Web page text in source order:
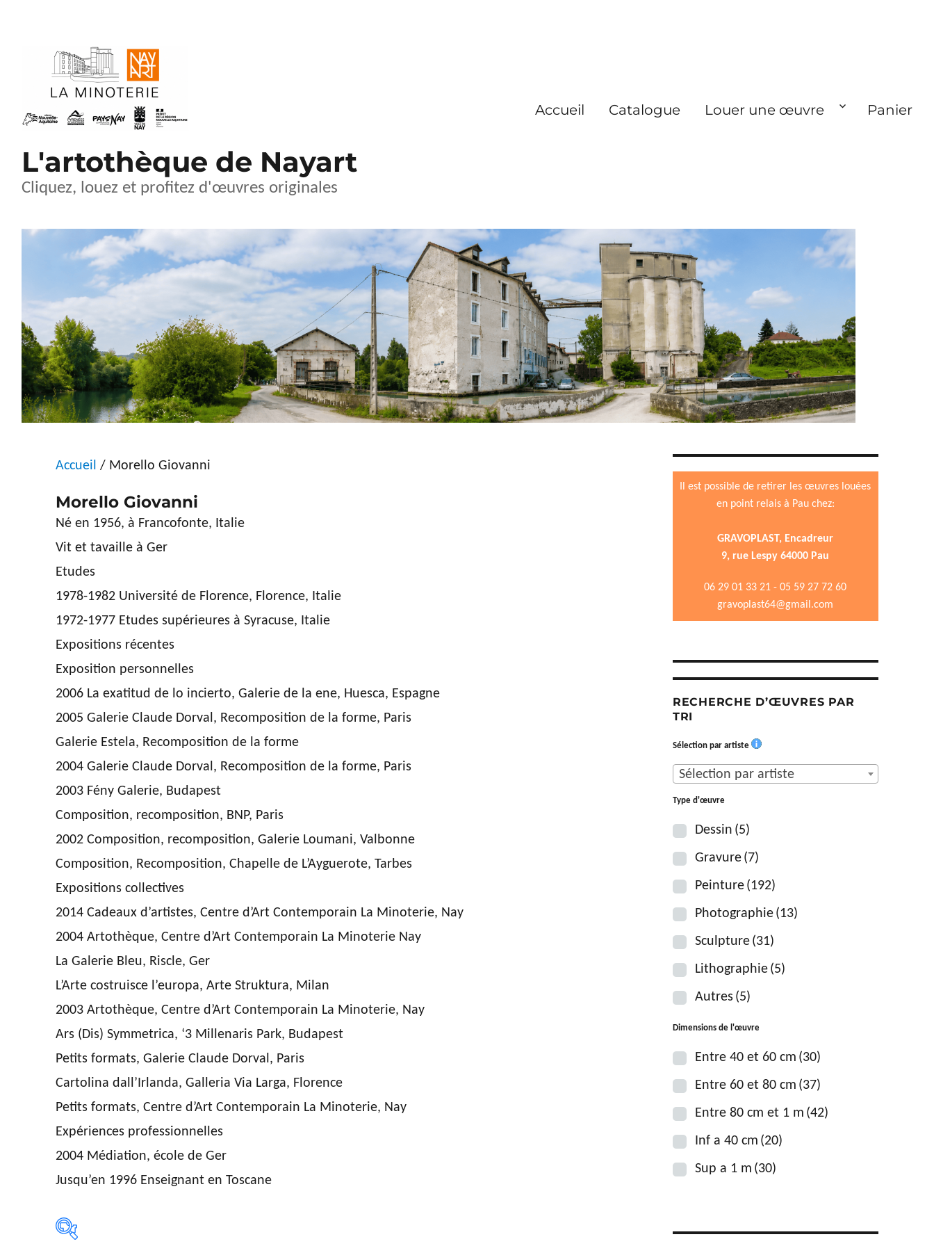
L'artothèque de Nayart
Cliquez, louez et profitez d'œuvres originales
Accueil Catalogue Louer une œuvre Panier
Accueil / Morello Giovanni
Morello Giovanni
Né en 1956, à Francofonte, Italie
Vit et tavaille à Ger
Etudes
1978-1982 Université de Florence, Florence, Italie
1972-1977 Etudes supérieures à Syracuse, Italie
Expositions récentes
Exposition personnelles
2006 La exatitud de lo incierto, Galerie de la ene, Huesca, Espagne
2005 Galerie Claude Dorval, Recomposition de la forme, Paris
Galerie Estela, Recomposition de la forme
2004 Galerie Claude Dorval, Recomposition de la forme, Paris
2003 Fény Galerie, Budapest
Composition, recomposition, BNP, Paris
2002 Composition, recomposition, Galerie Loumani, Valbonne
Composition, Recomposition, Chapelle de L’Ayguerote, Tarbes
Expositions collectives
2014 Cadeaux d’artistes, Centre d’Art Contemporain La Minoterie, Nay
2004 Artothèque, Centre d’Art Contemporain La Minoterie Nay
La Galerie Bleu, Riscle, Ger
L’Arte costruisce l’europa, Arte Struktura, Milan
2003 Artothèque, Centre d’Art Contemporain La Minoterie, Nay
Ars (Dis) Symmetrica, ‘3 Millenaris Park, Budapest
Petits formats, Galerie Claude Dorval, Paris
Cartolina dall’Irlanda, Galleria Via Larga, Florence
Petits formats, Centre d’Art Contemporain La Minoterie, Nay
Expériences professionnelles
2004 Médiation, école de Ger
Jusqu’en 1996 Enseignant en Toscane
Il est possible de retirer les œuvres louées
en point relais à Pau chez:
GRAVOPLAST, Encadreur
9, rue Lespy 64000 Pau
06 29 01 33 21 - 05 59 27 72 60
gravoplast64@gmail.com
RECHERCHE D’ŒUVRES PAR
TRI
Sélection par artiste
Sélection par artiste
Type d'œuvre
Dessin (5)
Gravure (7)
Peinture (192)
Photographie (13)
Sculpture (31)
Lithographie (5)
Autres (5)
Dimensions de l'œuvre
Entre 40 et 60 cm (30)
Entre 60 et 80 cm (37)
Entre 80 cm et 1 m (42)
Inf a 40 cm (20)
Sup a 1 m (30)